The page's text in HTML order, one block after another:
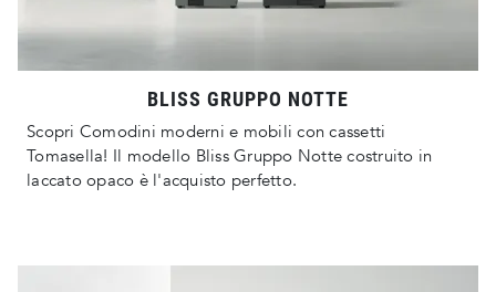
BLISS GRUPPO NOTTE
Scopri Comodini moderni e mobili con cassetti
Tomasella! Il modello Bliss Gruppo Notte costruito in
laccato opaco è l'acquisto perfetto.